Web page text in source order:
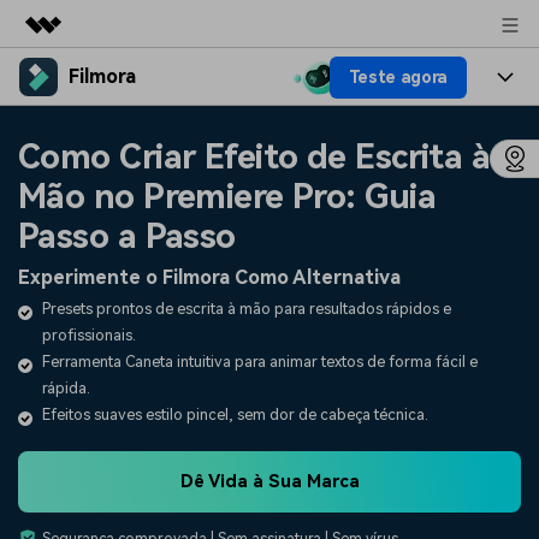
Produtos em destaque
Utilitários
Visão geral
Soluções
Sobre nós
Loja
Suporte
Filmora Teste agora
Plataformas
Funcionalidades
Recursos criativos
IA
Vídeo/Imagem
Áudio
Textos
Filmora para
Criar
Recursos
Prompts de Vídeo
semelhantes em segundos
Tendências de Vídeo
vídeo em 2025
Central de ajuda
Histórias de clientes
alcançam sucesso
Preços Entrar
Como Criar Efeito de Escrita à
Mão no Premiere Pro: Guia
Passo a Passo
Experimente o Filmora Como Alternativa
Presets prontos de escrita à mão para resultados rápidos e
profissionais.
Ferramenta Caneta intuitiva para animar textos de forma fácil e
rápida.
Efeitos suaves estilo pincel, sem dor de cabeça técnica.
Dê Vida à Sua Marca